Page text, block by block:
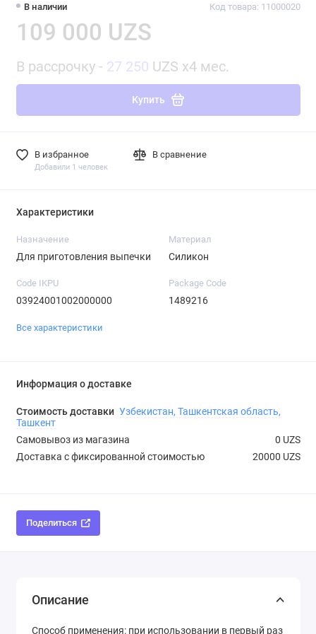
В наличии Код товара: 11000020
109 000 UZS
В рассрочку - 27 250 UZS x4 мес.
Купить
В избранное
Добавили 1 человек
В сравнение
Характеристики
Назначение
Для приготовления выпечки
Материал
Силикон
Code IKPU
03924001002000000
Package Code
1489216
Все характеристики
Информация о доставке
Стоимость доставки Узбекистан, Ташкентская область,
Ташкент
Самовывоз из магазина
0 UZS
Доставка с фиксированной стоимостью
20000 UZS
Поделиться
Описание
Способ применения: при использовании в первый раз